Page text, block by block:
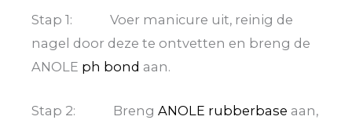
Stap 1: Voer manicure uit, reinig de
nagel door deze te ontvetten en breng de
ANOLE ph bond aan.
Stap 2: Breng ANOLE rubberbase aan,